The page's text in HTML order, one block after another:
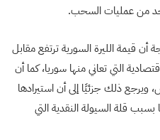
من عمليات السحب.
أن قيمة الليرة السورية ترتفع مقابل
التي تعاني منها سوريا، كما أن
ويرجع ذلك جزئيًا إلى أن استيرادها
قلة السيولة النقدية التي